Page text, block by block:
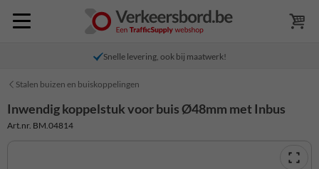
Snelle levering, ook bij maatwerk!
Stalen buizen en buiskoppelingen
Inwendig koppelstuk voor buis Ø48mm met Inbus
Art.nr. BM.04814